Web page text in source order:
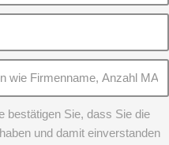
bestätigen Sie, dass Sie die
und damit einverstanden